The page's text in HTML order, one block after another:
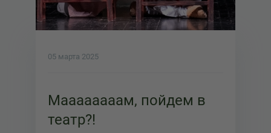
05 марта 2025
Маааааааам, пойдем в
театр?!